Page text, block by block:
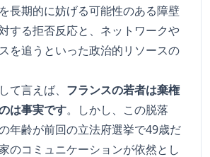
長期的に妨げる可能性のある障壁
する拒否反応と、ネットワークや
を追うといった政治的リソースの
て言えば、 フランスの若者は棄権
は事実です。しかし、この脱落
年齢が前回の立法府選挙で49歳だ
のコミュニケーションが依然とし